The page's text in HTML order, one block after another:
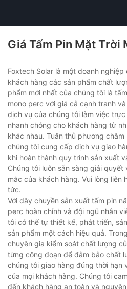
Giá Tấm Pin Mặt Trời
Foxtech Solar là một doanh
khách hàng các sản phẩm chất
phẩm mới nhất của chúng tôi là
mono perc với giá cả cạnh tranh
dịch vụ của chúng tôi làm việc
nhanh chóng cho khách hàng từ
khác nhau. Tuân thủ phương
chúng tôi cung cấp dịch vụ giao
khi hoàn thành quy trình sản xuất
Chúng tôi luôn sẵn sàng giải
mắc của khách hàng. Vui lòng liên
tức.
Với dây chuyền sản xuất tấm pin
perc hoàn chỉnh và đội ngũ nhân
tôi có thể tự thiết kế, phát triển,
sản phẩm một cách hiệu quả.
chuyên gia kiểm soát chất lượng
từng công đoạn để đảm bảo chất
chúng tôi giao hàng đúng thời hạn
của mọi khách hàng. Chúng tôi
đến khách hàng an toàn và